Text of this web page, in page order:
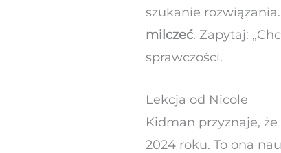
szukanie
milczeć. Zapytaj:
sprawczości.
Lekcja od Nicole
Kidman przyznaje,
2024 roku. To ona